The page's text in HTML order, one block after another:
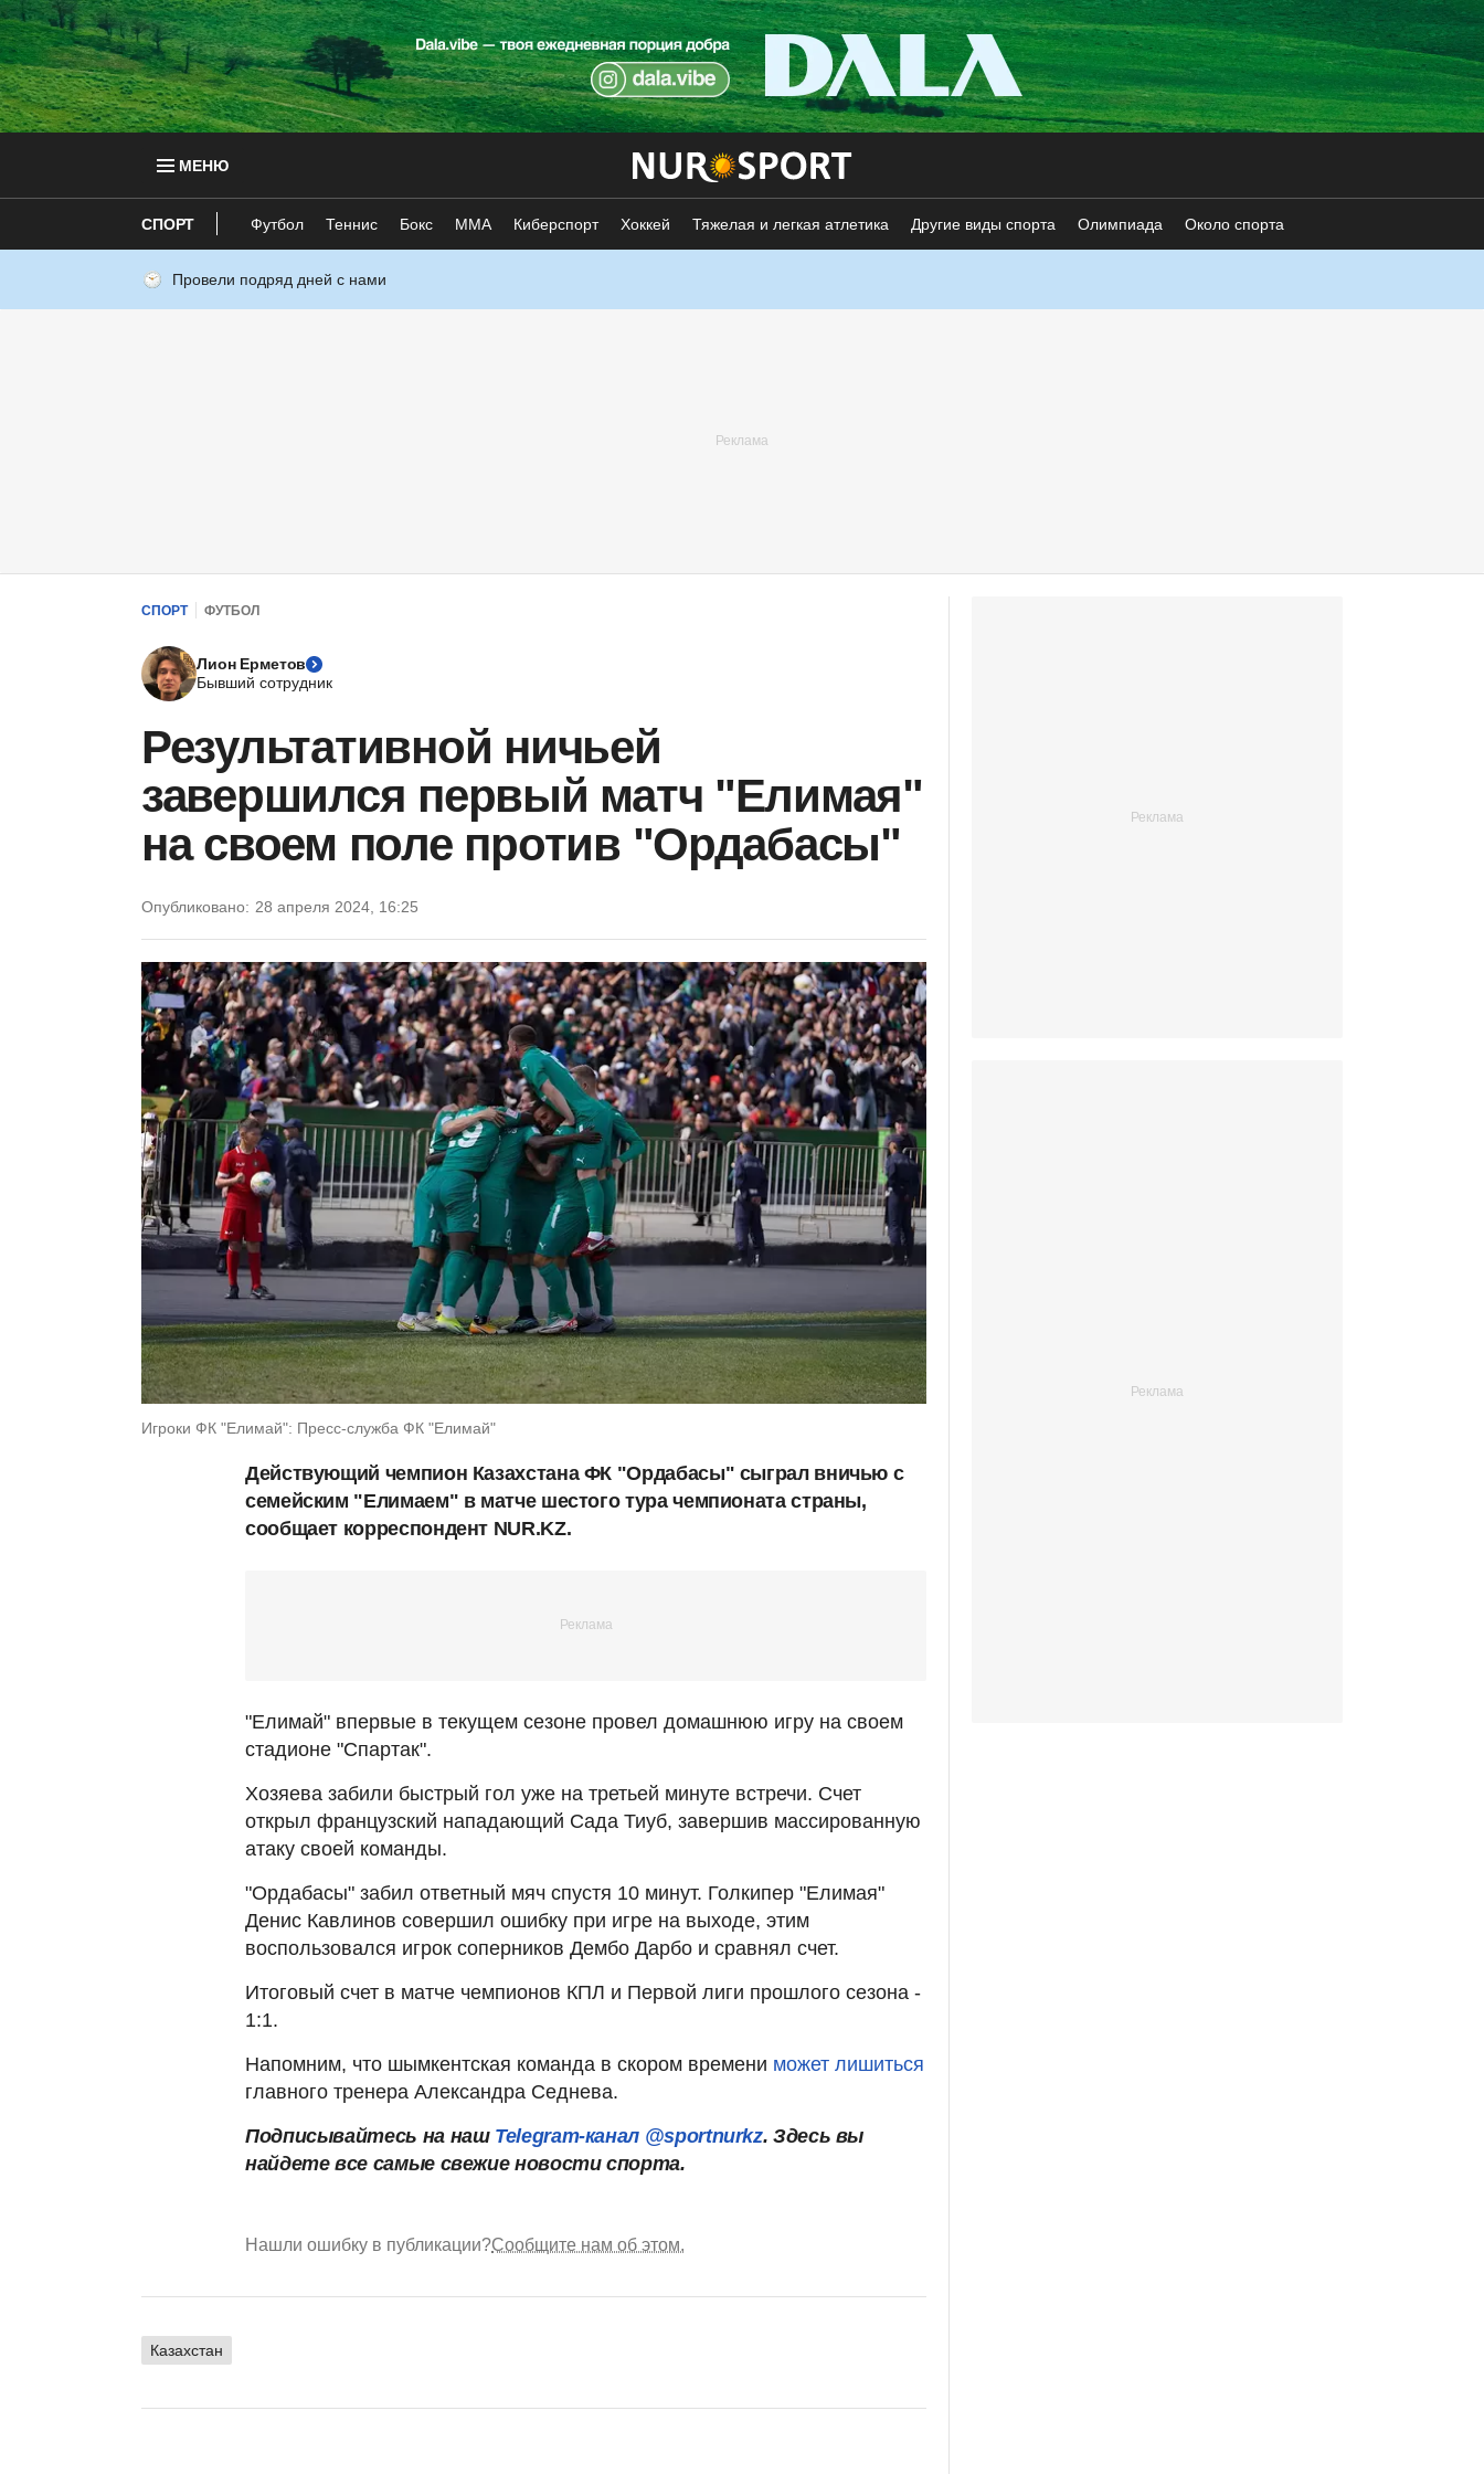
МЕНЮ
СПОРТ Футбол Теннис Бокс ММА Киберспорт Хоккей Тяжелая и легкая атлетика Другие виды спорта Олимпиада Около спорта
Провели подряд дней с нами
СПОРТ ФУТБОЛ
Лион Ерметов
Бывший сотрудник
Результативной ничьей
завершился первый матч "Елимая"
на своем поле против "Ордабасы"
Опубликовано: 28 апреля 2024, 16:25
Игроки ФК "Елимай": Пресс-служба ФК "Елимай"
Действующий чемпион Казахстана ФК "Ордабасы" сыграл вничью с
семейским "Елимаем" в матче шестого тура чемпионата страны,
сообщает корреспондент NUR.KZ.
"Елимай" впервые в текущем сезоне провел домашнюю игру на своем
стадионе "Спартак".
Хозяева забили быстрый гол уже на третьей минуте встречи. Счет
открыл французский нападающий Сада Тиуб, завершив массированную
атаку своей команды.
"Ордабасы" забил ответный мяч спустя 10 минут. Голкипер "Елимая"
Денис Кавлинов совершил ошибку при игре на выходе, этим
воспользовался игрок соперников Дембо Дарбо и сравнял счет.
Итоговый счет в матче чемпионов КПЛ и Первой лиги прошлого сезона -
1:1.
Напомним, что шымкентская команда в скором времени может лишиться
главного тренера Александра Седнева.
Подписывайтесь на наш Telegram-канал @sportnurkz. Здесь вы
найдете все самые свежие новости спорта.
Нашли ошибку в публикации?Сообщите нам об этом.
Казахстан